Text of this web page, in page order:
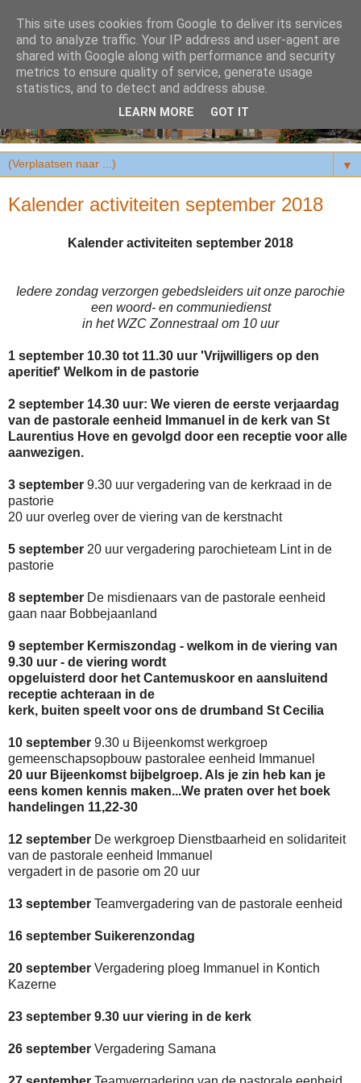
▼
Kalender activiteiten september 2018
Kalender activiteiten september 2018
Iedere zondag verzorgen gebedsleiders uit onze parochie
een woord- en communiedienst
in het WZC Zonnestraal om 10 uur
1 september 10.30 tot 11.30 uur 'Vrijwilligers op den
aperitief' Welkom in de pastorie
2 september 14.30 uur: We vieren de eerste verjaardag
van de pastorale eenheid Immanuel in de kerk van St
Laurentius Hove en gevolgd door een receptie voor alle
aanwezigen.
3 september 9.30 uur vergadering van de kerkraad in de
pastorie
20 uur overleg over de viering van de kerstnacht
5 september 20 uur vergadering parochieteam Lint in de
pastorie
8 september De misdienaars van de pastorale eenheid
gaan naar Bobbejaanland
9 september Kermiszondag - welkom in de viering van
9.30 uur - de viering wordt
opgeluisterd door het Cantemuskoor en aansluitend
receptie achteraan in de
kerk, buiten speelt voor ons de drumband St Cecilia
10 september 9.30 u Bijeenkomst werkgroep
gemeenschapsopbouw pastoralee eenheid Immanuel
20 uur Bijeenkomst bijbelgroep. Als je zin heb kan je
eens komen kennis maken...We praten over het boek
handelingen 11,22-30
12 september De werkgroep Dienstbaarheid en solidariteit
van de pastorale eenheid Immanuel
vergadert in de pasorie om 20 uur
13 september Teamvergadering van de pastorale eenheid
16 september Suikerenzondag
20 september Vergadering ploeg Immanuel in Kontich
Kazerne
23 september 9.30 uur viering in de kerk
26 september Vergadering Samana
This site uses cookies from Google to deliver its services
and to analyze traffic. Your IP address and user-agent are
shared with Google along with performance and security
metrics to ensure quality of service, generate usage
statistics, and to detect and address abuse.
LEARN MORE GOT IT